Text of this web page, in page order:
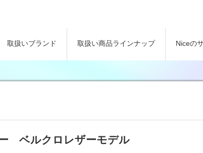
取扱いブランド 取扱い商品ラインナップ Niceの
ベルクロレザーモデル